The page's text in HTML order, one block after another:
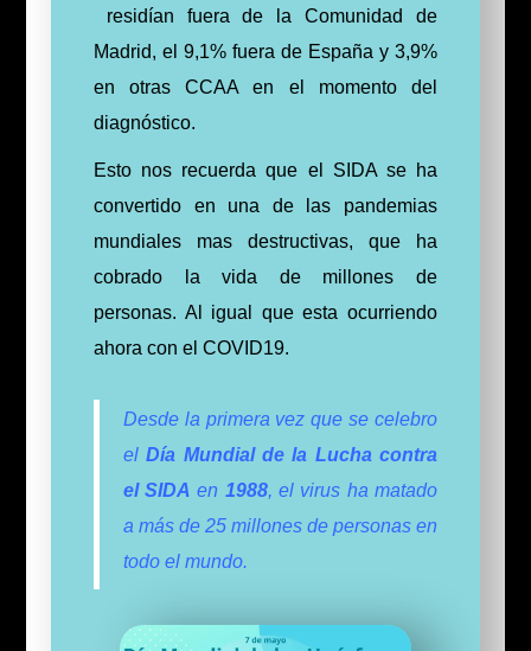
residían fuera de la Comunidad de
Madrid, el 9,1% fuera de España y 3,9%
en otras CCAA en el momento del
diagnóstico.
Esto nos recuerda que el SIDA se ha
convertido en una de las pandemias
mundiales mas destructivas, que ha
cobrado la vida de millones de
personas. Al igual que esta ocurriendo
ahora con el COVID19.
Desde la primera vez que se celebro
elDía Mundial de la Lucha contra
el SIDA en 1988, el virus ha matado
a más de 25 millones de personas en
todo el mundo.